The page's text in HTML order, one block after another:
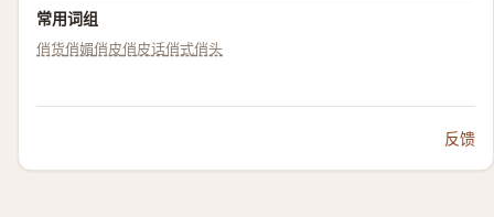
常用词组
俏货俏媚俏皮俏皮话俏式俏头
反馈